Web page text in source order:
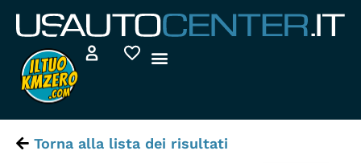
contenuto
Torna alla lista dei risultati